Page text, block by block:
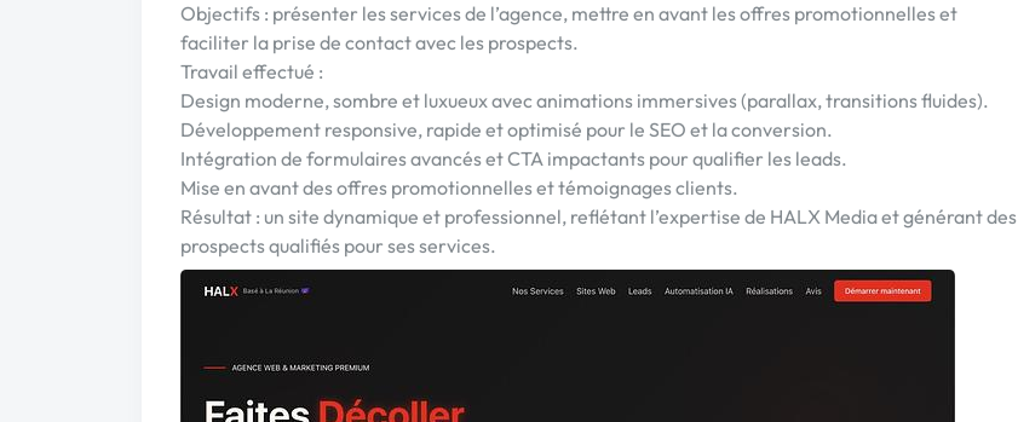
Objectifs : présenter les services de l’agence, mettre en avant les offres promotionnelles et
faciliter la prise de contact avec les prospects.
Travail effectué :
Design moderne, sombre et luxueux avec animations immersives (parallax, transitions fluides).
Développement responsive, rapide et optimisé pour le SEO et la conversion.
Intégration de formulaires avancés et CTA impactants pour qualifier les leads.
Mise en avant des offres promotionnelles et témoignages clients.
Résultat : un site dynamique et professionnel, reflétant l’expertise de HALX Media et générant des
prospects qualifiés pour ses services.